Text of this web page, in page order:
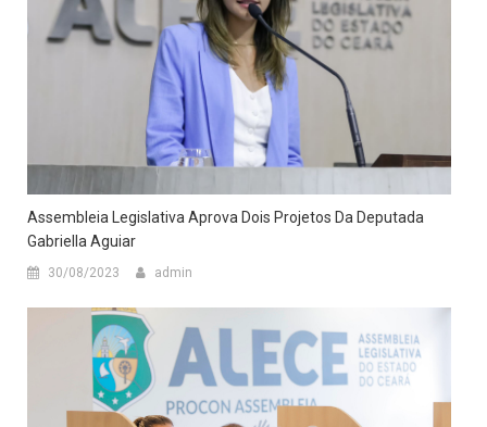
Assembleia Legislativa Aprova Dois Projetos Da Deputada
Gabriella Aguiar
30/08/2023 admin